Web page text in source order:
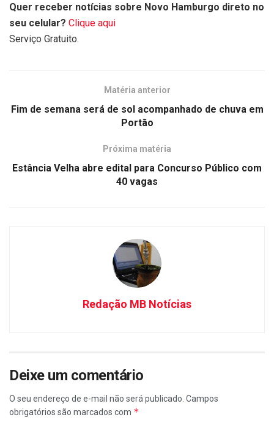
Quer receber notícias sobre Novo Hamburgo direto no
seu celular? Clique aqui
Serviço Gratuito.
Matéria anterior
Fim de semana será de sol acompanhado de chuva em
Portão
Próxima matéria
Estância Velha abre edital para Concurso Público com
40 vagas
Redação MB Notícias
Deixe um comentário
O seu endereço de e-mail não será publicado. Campos
obrigatórios são marcados com *